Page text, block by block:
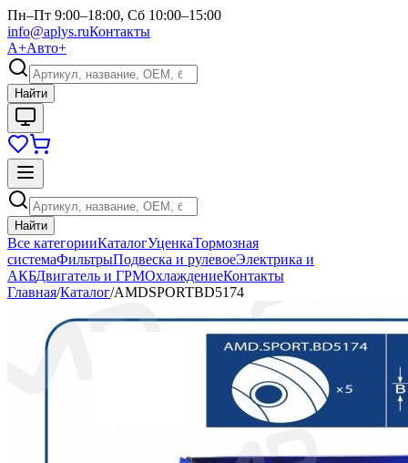
Пн–Пт 9:00–18:00, Сб 10:00–15:00
info@aplys.ruКонтакты
А+Авто+
Найти
Найти
Все категорииКаталогУценкаТормозная
системаФильтрыПодвеска и рулевоеЭлектрика и
АКБДвигатель и ГРМОхлаждениеКонтакты
Главная/Каталог/AMDSPORTBD5174